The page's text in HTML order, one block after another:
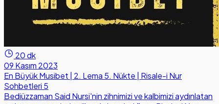
20 dk
09 Kasım 2023
En Büyük Musibet | 2. Lema 5. Nükte | Risale-i Nur
Sohbetleri 5
Bediüzzaman Said Nursi'nin zihnimizi ve kalbimizi aydınlatan